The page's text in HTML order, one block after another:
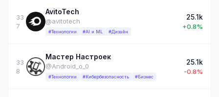
33
7
AvitoTech
@avitotech
#Технологии #AI и ML #Дизайн
25.1k
+0.8%
33
8
Мастер Настроек
@Android_o_0
#Технологии #Кибербезопасность #Бизнес
25.1k
-0.8%